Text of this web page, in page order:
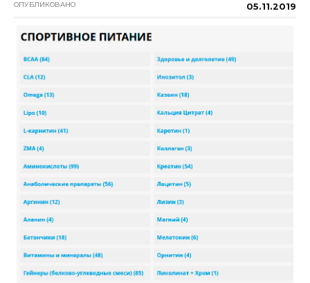
ОПУБЛИКОВАНО 05.11.2019